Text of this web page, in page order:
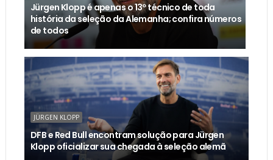
Jürgen Klopp é apenas o 13º técnico de toda
história da seleção da Alemanha; confira números
de todos
JÜRGEN KLOPP
DFB e Red Bull encontram solução para Jürgen
Klopp oficializar sua chegada à seleção alemã